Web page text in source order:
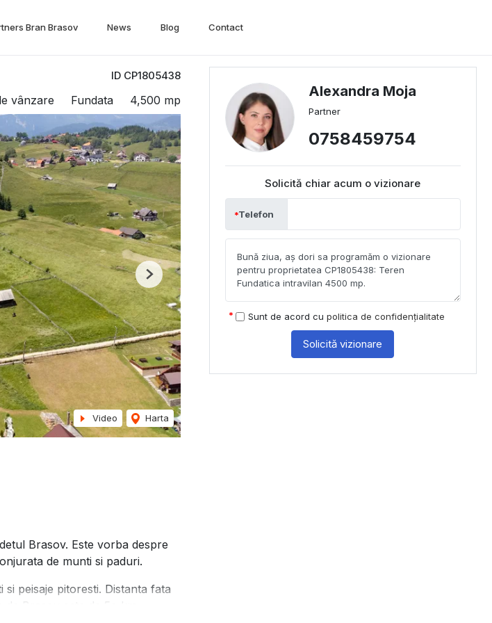
Bran Brasov News Blog Contact
ID CP1805438
vânzare Fundata 4,500 mp
Video Harta
Next
Brasov. Este vorba despre
de munti si paduri.
peisaje pitoresti. Distanta fata
Alexandra Moja
Partner
0758459754
Solicită chiar acum o vizionare
Telefon
Sunt de acord cu politica de confidențialitate
Solicită vizionare